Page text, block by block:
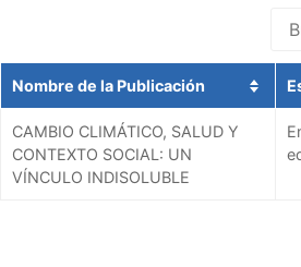
Nombre de la Publicación
CAMBIO CLIMÁTICO, SALUD Y
CONTEXTO SOCIAL: UN
VÍNCULO INDISOLUBLE